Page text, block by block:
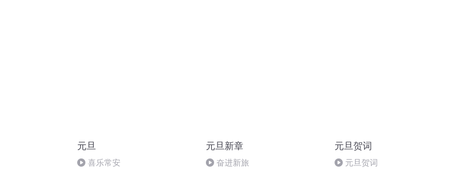
元旦
喜乐常安
元旦新章
奋进新旅
元旦贺词
元旦贺词